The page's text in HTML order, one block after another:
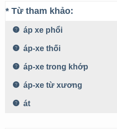
* Từ tham khảo:
áp xe phổi
áp-xe thối
áp-xe trong khớp
áp-xe từ xương
át